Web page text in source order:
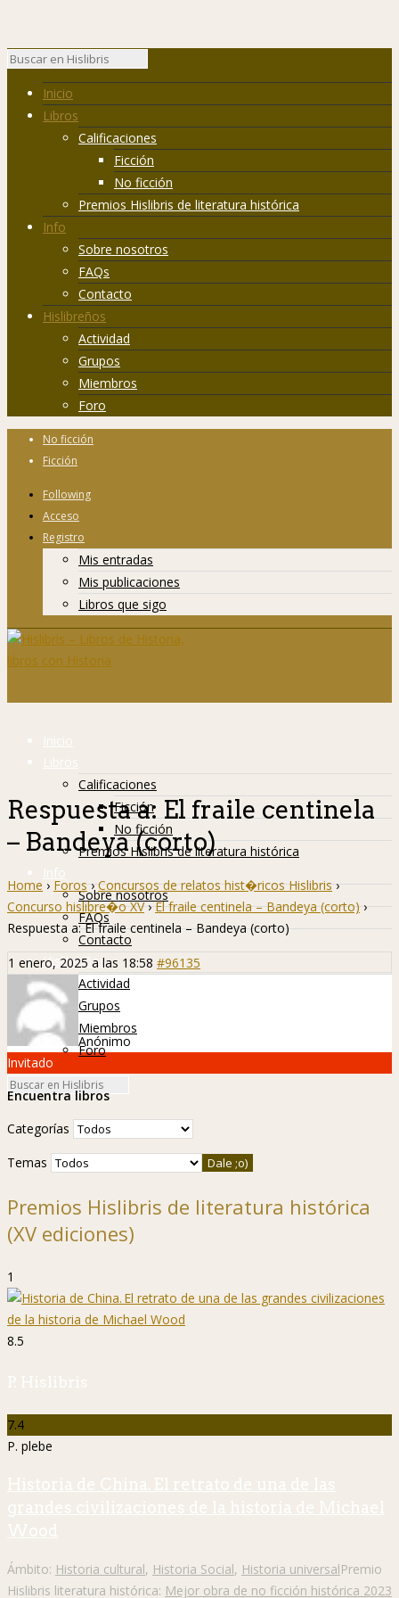
Inicio
Libros
Calificaciones
Ficción
No ficción
Premios Hislibris de literatura histórica
Info
Sobre nosotros
FAQs
Contacto
Hislibreños
Actividad
Grupos
Miembros
Foro
No ficción
Ficción
Following
Acceso
Registro
Mis entradas
Mis publicaciones
Libros que sigo
Inicio
Libros
Calificaciones
Ficción
No ficción
Premios Hislibris de literatura histórica
Info
Sobre nosotros
FAQs
Contacto
Hislibreños
Actividad
Grupos
Miembros
Foro
Respuesta a: El fraile centinela
– Bandeya (corto)
Home › Foros › Concursos de relatos hist�ricos Hislibris ›
Concurso hislibre�o XV › El fraile centinela – Bandeya (corto) ›
Respuesta a: El fraile centinela – Bandeya (corto)
1 enero, 2025 a las 18:58 #96135
Anónimo
Invitado
Encuentra libros
Categorías
Temas
Premios Hislibris de literatura histórica
(XV ediciones)
1
8.5
P. Hislibris
7.4
P. plebe
Historia de China. El retrato de una de las
grandes civilizaciones de la historia de Michael
Wood
Ámbito: Historia cultural, Historia Social, Historia universalPremio
Hislibris literatura histórica: Mejor obra de no ficción histórica 2023